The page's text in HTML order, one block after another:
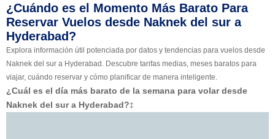
¿Cuándo es el Momento Más Barato Para
Reservar Vuelos desde Naknek del sur a
Hyderabad?
Explora información útil potenciada por datos y tendencias para vuelos desde
Naknek del sur a Hyderabad. Descubre tarifas medias, meses baratos para
viajar, cuándo reservar y cómo planificar de manera inteligente.
¿Cuál es el día más barato de la semana para volar desde
Naknek del sur a Hyderabad?‡